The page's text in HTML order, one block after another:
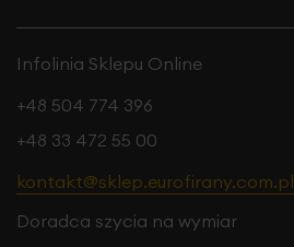
Infolinia Sklepu Online
+48 504 774 396
+48 33 472 55 00
kontakt@sklep.eurofirany.com.pl
Doradca szycia na wymiar